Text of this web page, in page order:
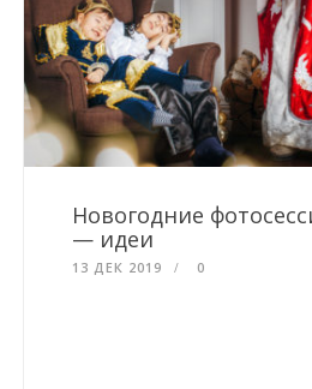
Новогодние
— идеи
13 ДЕК 2019 0